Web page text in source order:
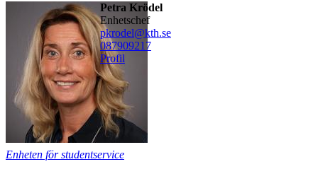
Petra Krödel
enhetschef
pkrodel@kth.se
087909217
Profil
Enheten för studentservice